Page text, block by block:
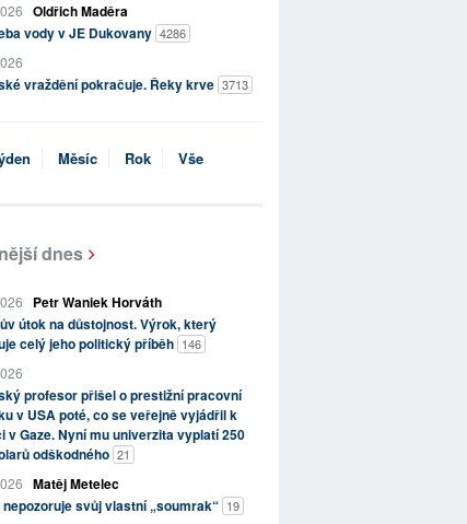
Oldřich Maděra
vody v JE Dukovany 4286
vraždění pokračuje. Řeky krve 3713
Měsíc Rok Vše
dnes
Petr Waniek Horváth
útok na důstojnost. Výrok, který
celý jeho politický příběh 146
profesor přišel o prestižní pracovní
v USA poté, co se veřejně vyjádřil k
v Gaze. Nyní mu univerzita vyplatí 250
odškodného 21
Matěj Metelec
svůj vlastní „soumrak“ 19